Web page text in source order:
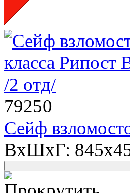
79250
Сейф
ВхШхГ: